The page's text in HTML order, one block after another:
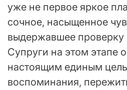
уже не первое яркое
сочное, насыщенное
выдержавшее
Супруги на этом этапе
настоящим единым
воспоминания,